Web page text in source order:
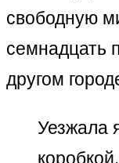
свободную
семнадцать
другом
Уезжала